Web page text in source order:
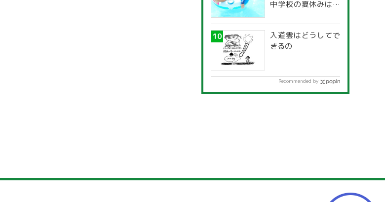
中学校の夏休みはい
道府県別「夏季休暇
一覧」
入道雲はどうしてで
きるの
Recommended by